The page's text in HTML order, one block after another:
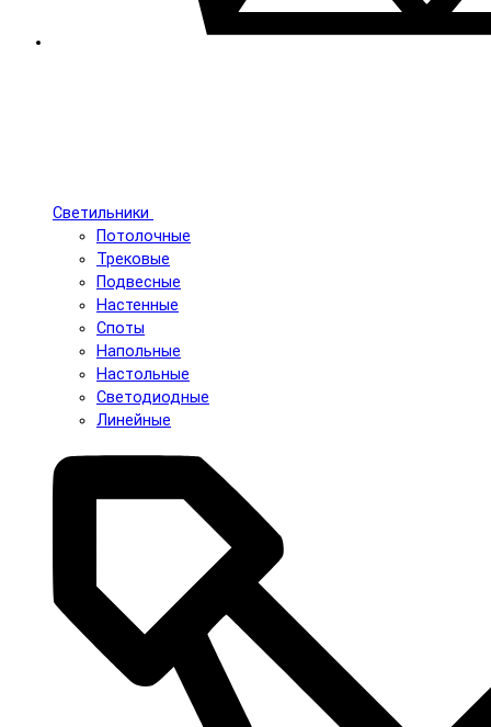
Светильники
Потолочные
Трековые
Подвесные
Настенные
Споты
Напольные
Настольные
Светодиодные
Линейные